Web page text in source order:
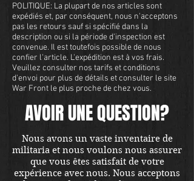
POLITIQUE: La plupart de nos articles sont
expédiés et, par conséquent, nous n'acceptons
pas les retours sauf si spécifié dans la
description ou si la période d'inspection est
convenue. Il est toutefois possible de nous
confier l'article. L'expédition est à vos frais.
Veuillez consulter nos tarifs et conditions
d'envoi pour plus de détails et consulter le site
War Front le plus proche de chez vous.
AVOIR UNE QUESTION?
Nous avons un vaste inventaire de
militaria et nous voulons nous assurer
que vous êtes satisfait de votre
expérience avec nous. Nous acceptons